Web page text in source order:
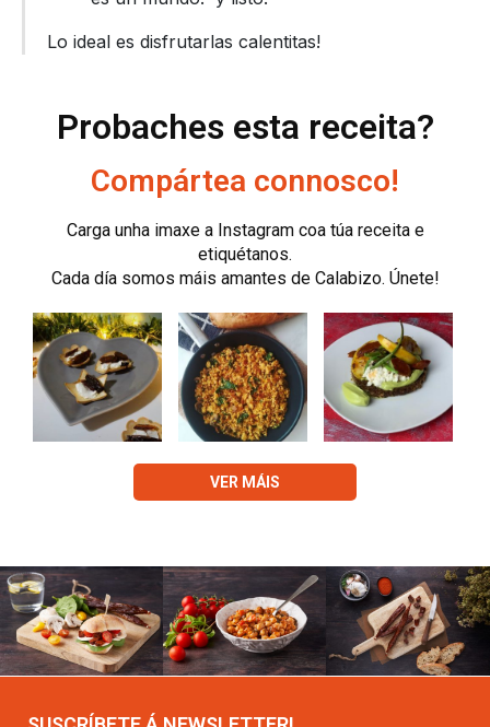
Lo ideal es disfrutarlas calentitas!
Probaches esta receita?
Compártea connosco!
Carga unha imaxe a Instagram coa túa receita e
etiquétanos.
Cada día somos máis amantes de Calabizo. Únete!
VER MÁIS